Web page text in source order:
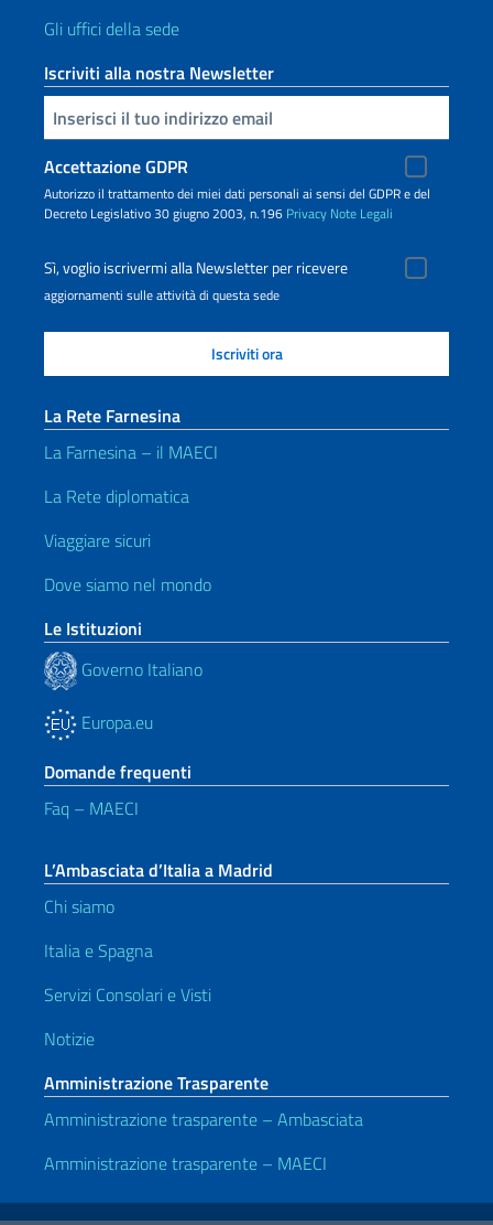
Gli uffici della sede
Iscriviti alla nostra Newsletter
Inserisci la tua email
Accettazione GDPR
Autorizzo il trattamento dei miei dati personali ai sensi del GDPR e del
Decreto Legislativo 30 giugno 2003, n.196 Privacy Note Legali
Sì, voglio iscrivermi alla Newsletter per ricevere
aggiornamenti sulle attività di questa sede
La Rete Farnesina
La Farnesina – il MAECI
La Rete diplomatica
Viaggiare sicuri
Dove siamo nel mondo
Le Istituzioni
Governo Italiano
Europa.eu
Domande frequenti
Faq – MAECI
L’Ambasciata d’Italia a Madrid
Chi siamo
Italia e Spagna
Servizi Consolari e Visti
Notizie
Amministrazione Trasparente
Amministrazione trasparente – Ambasciata
Amministrazione trasparente – MAECI